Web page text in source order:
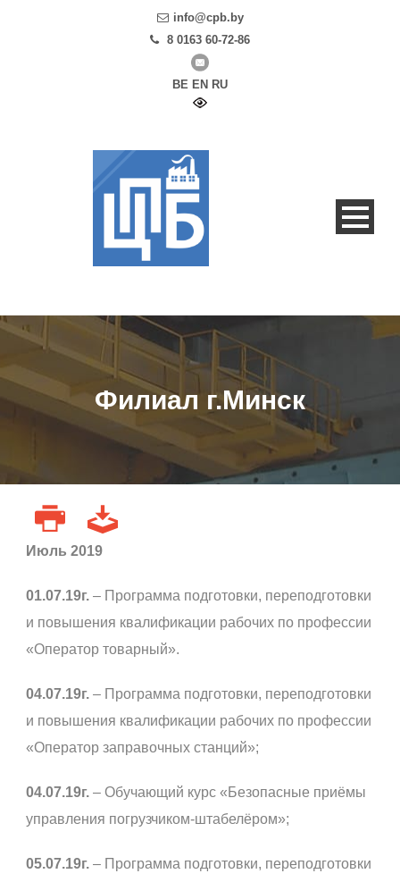
info@cpb.by
8 0163 60-72-86
BE EN RU
Филиал г.Минск
Июль 2019
01.07.19г. – Программа подготовки, переподготовки
и повышения квалификации рабочих по профессии
«Оператор товарный».
04.07.19г. – Программа подготовки, переподготовки
и повышения квалификации рабочих по профессии
«Оператор заправочных станций»;
04.07.19г. – Обучающий курс «Безопасные приёмы
управления погрузчиком-штабелёром»;
05.07.19г. – Программа подготовки, переподготовки